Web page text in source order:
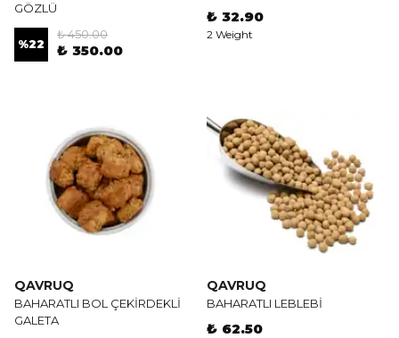
GÖZLÜ
%22
₺ 450.00
₺ 350.00
₺ 32.90
2 Weight
QAVRUQ
BAHARATLI BOL ÇEKİRDEKLİ
GALETA
QAVRUQ
BAHARATLI LEBLEBİ
₺ 62.50